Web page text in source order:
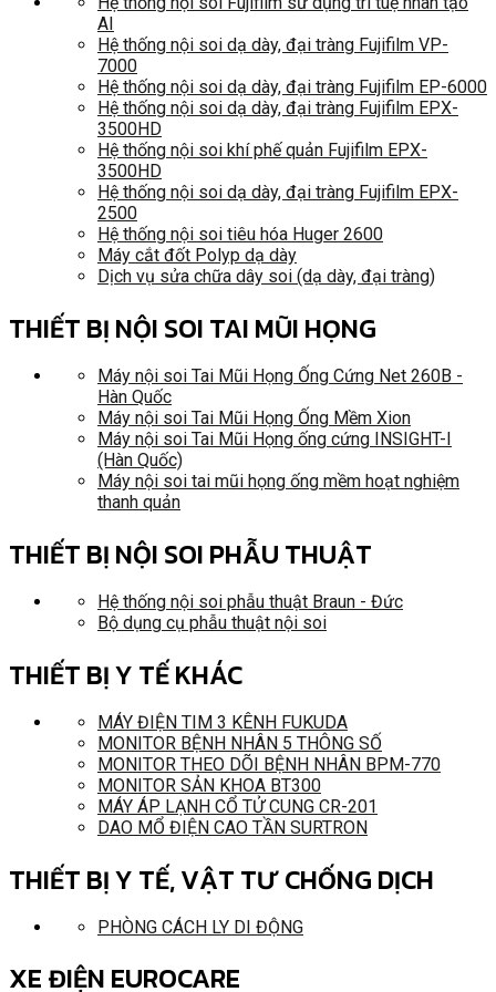
AI
Hệ thống nội soi dạ dày, đại tràng Fujifilm VP-
7000
Hệ thống nội soi dạ dày, đại tràng Fujifilm EP-6000
Hệ thống nội soi dạ dày, đại tràng Fujifilm EPX-
3500HD
Hệ thống nội soi khí phế quản Fujifilm EPX-
3500HD
Hệ thống nội soi dạ dày, đại tràng Fujifilm EPX-
2500
Hệ thống nội soi tiêu hóa Huger 2600
Máy cắt đốt Polyp dạ dày
Dịch vụ sửa chữa dây soi (dạ dày, đại tràng)
THIẾT BỊ NỘI SOI TAI MŨI HỌNG
Máy nội soi Tai Mũi Họng Ống Cứng Net 260B -
Hàn Quốc
Máy nội soi Tai Mũi Họng Ống Mềm Xion
Máy nội soi Tai Mũi Họng ống cứng INSIGHT-I
(Hàn Quốc)
Máy nội soi tai mũi họng ống mềm hoạt nghiệm
thanh quản
THIẾT BỊ NỘI SOI PHẪU THUẬT
Hệ thống nội soi phẫu thuật Braun - Đức
Bộ dụng cụ phẫu thuật nội soi
THIẾT BỊ Y TẾ KHÁC
MÁY ĐIỆN TIM 3 KÊNH FUKUDA
MONITOR BỆNH NHÂN 5 THÔNG SỐ
MONITOR THEO DÕI BỆNH NHÂN BPM-770
MONITOR SẢN KHOA BT300
MÁY ÁP LẠNH CỔ TỬ CUNG CR-201
DAO MỔ ĐIỆN CAO TẦN SURTRON
THIẾT BỊ Y TẾ, VẬT TƯ CHỐNG DỊCH
PHÒNG CÁCH LY DI ĐỘNG
XE ĐIỆN EUROCARE